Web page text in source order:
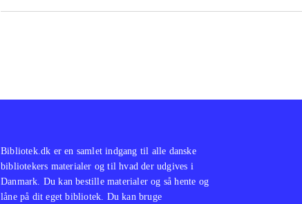
Bibliotek.dk er en samlet indgang til alle danske
bibliotekers materialer og til hvad der udgives i
Danmark. Du kan bestille materialer og så hente og
låne på dit eget bibliotek. Du kan bruge